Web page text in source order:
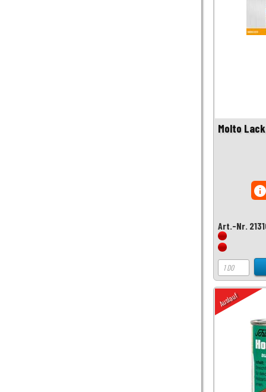
Molto
Art.-Nr.
Auslauf